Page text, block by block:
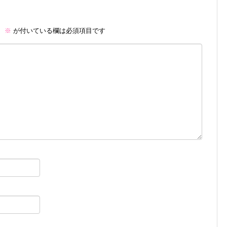
※ が付いている欄は必須項目です